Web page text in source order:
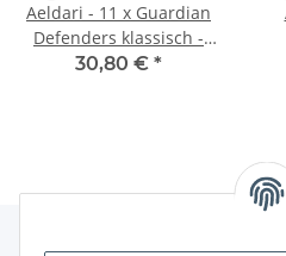
Aeldari - 11 x Guardian
Defenders klassisch -
teilweise bemalt
30,80 € *